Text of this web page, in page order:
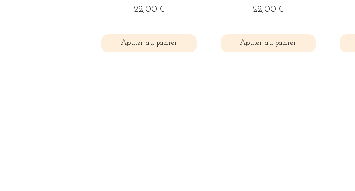
Prix
22,00 €
Ajouter au panier
Prix
22,00 €
Ajouter au panier